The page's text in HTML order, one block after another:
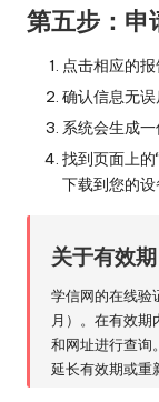
第五步：申
点击相应的
确认信息无
系统会生成
找到页面上的
下载到您的设
关于有效期
学信网的在线验
月）。在有效
和网址进行查询
延长有效期或重